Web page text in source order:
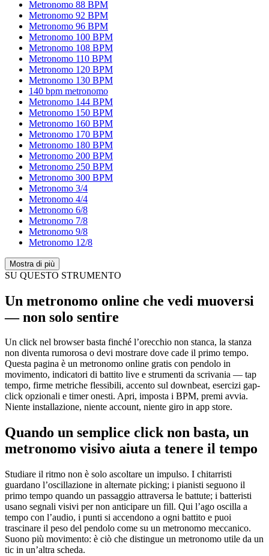
Metronomo 88 BPM
Metronomo 92 BPM
Metronomo 96 BPM
Metronomo 100 BPM
Metronomo 108 BPM
Metronomo 110 BPM
Metronomo 120 BPM
Metronomo 130 BPM
140 bpm metronomo
Metronomo 144 BPM
Metronomo 150 BPM
Metronomo 160 BPM
Metronomo 170 BPM
Metronomo 180 BPM
Metronomo 200 BPM
Metronomo 250 BPM
Metronomo 300 BPM
Metronomo 3/4
Metronomo 4/4
Metronomo 6/8
Metronomo 7/8
Metronomo 9/8
Metronomo 12/8
Mostra di più
SU QUESTO STRUMENTO
Un metronomo online che vedi muoversi
— non solo sentire
Un click nel browser basta finché l’orecchio non stanca, la stanza
non diventa rumorosa o devi mostrare dove cade il primo tempo.
Questa pagina è un metronomo online gratis con pendolo in
movimento, indicatori di battito live e strumenti da scrivania — tap
tempo, firme metriche flessibili, accento sul downbeat, esercizi gap-
click opzionali e timer onesti. Apri, imposta i BPM, premi avvia.
Niente installazione, niente account, niente giro in app store.
Quando un semplice click non basta, un
metronomo visivo aiuta a tenere il tempo
Studiare il ritmo non è solo ascoltare un impulso. I chitarristi
guardano l’oscillazione in alternate picking; i pianisti seguono il
primo tempo quando un passaggio attraversa le battute; i batteristi
usano segnali visivi per non anticipare un fill. Qui l’ago oscilla a
tempo con l’audio, i punti si accendono a ogni battito e puoi
trascinare il peso del pendolo come su un metronomo meccanico.
Suono più movimento: è ciò che distingue un metronomo utile da un
tic in un’altra scheda.